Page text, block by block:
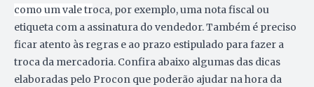
como um vale troca, por exemplo, uma nota fiscal ou
etiqueta com a assinatura do vendedor. Também é preciso
ficar atento às regras e ao prazo estipulado para fazer a
troca da mercadoria. Confira abaixo algumas das dicas
elaboradas pelo Procon que poderão ajudar na hora da